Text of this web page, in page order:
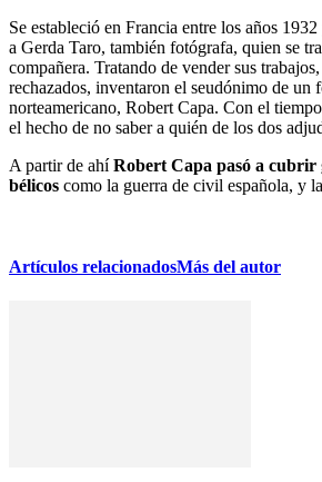
Se estableció en Francia entre los años
a Gerda Taro, también fotógrafa, quien se
compañera. Tratando de vender sus
rechazados, inventaron el seudónimo de un
norteamericano, Robert Capa. Con el
el hecho de no saber a quién de los dos
A partir de ahíRobert Capa pasó a cubrir
bélicos como la guerra de civil española, y
Artículos relacionadosMás del autor